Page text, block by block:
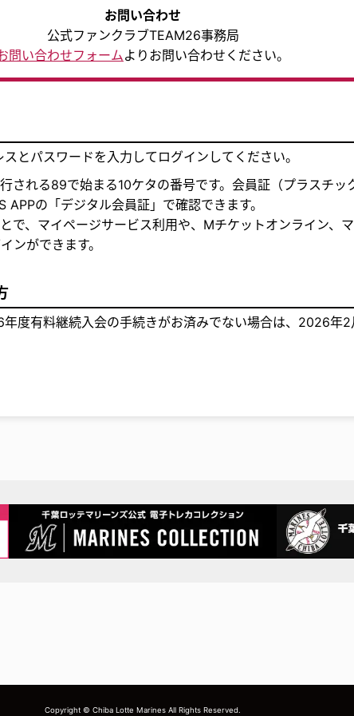
お問い合わせ
公式ファンクラブTEAM26事務局
問い合わせフォームよりお問い合わせください。
とパスワードを入力してログインしてください。
される89で始まる10ケタの番号です。会員証（プラスチッ
APPの「デジタル会員証」で確認できます。
で、マイページサービス利用や、Mチケットオンライン、
ンができます。
度有料継続入会の手続きがお済みでない場合は、2026年2
Copyright © Chiba Lotte Marines All Rights Reserved.